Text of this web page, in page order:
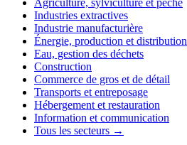
Agriculture, sylviculture et pêche
Industries extractives
Industrie manufacturière
Énergie, production et distribution
Eau, gestion des déchets
Construction
Commerce de gros et de détail
Transports et entreposage
Hébergement et restauration
Information et communication
Tous les secteurs →